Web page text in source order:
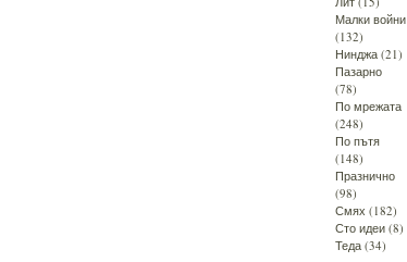
Малки войни
(132)
Нинджа (21)
Пазарно
(78)
По мрежата
(248)
По пътя
(148)
Празнично
(98)
Смях (182)
Сто идеи (8)
Теда (34)